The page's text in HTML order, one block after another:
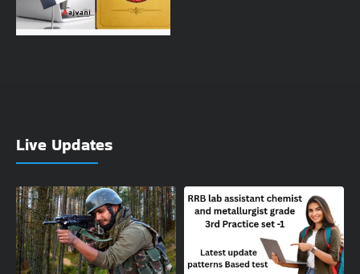
Live Updates